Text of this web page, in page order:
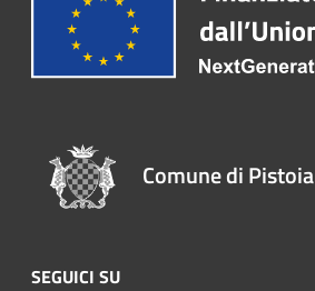
Comune di Pistoia
SEGUICI SU